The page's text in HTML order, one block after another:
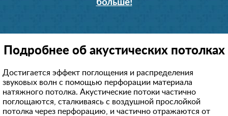
больше!
Подробнее об акустических потолках
Достигается эффект поглощения и распределения
звуковых волн с помощью перфорации материала
натяжного потолка. Акустические потоки частично
поглощаются, сталкиваясь с воздушной прослойкой
потолка через перфорацию, и частично отражаются от